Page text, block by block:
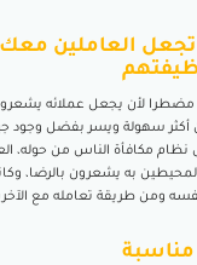
تجعل العاملين
لأن يجعل عملائه
أكثر سهولة ويسر بفضل وجود
مكافأة الناس من حوله،
به يشعرون بالرضا،
ومن طريقة تعامله مع